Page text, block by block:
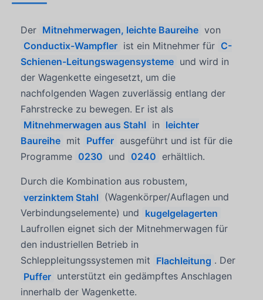
Der Mitnehmerwagen, leichte Baureihe von
Conductix-Wampfler ist ein Mitnehmer für C-
Schienen-Leitungswagensysteme und wird in
der Wagenkette eingesetzt, um die
nachfolgenden Wagen zuverlässig entlang der
Fahrstrecke zu bewegen. Er ist als
Mitnehmerwagen aus Stahl in leichter
Baureihe mit Puffer ausgeführt und ist für die
Programme 0230 und 0240 erhältlich.
Durch die Kombination aus robustem,
verzinktem Stahl (Wagenkörper/Auflagen und
Verbindungselemente) und kugelgelagerten
Laufrollen eignet sich der Mitnehmerwagen für
den industriellen Betrieb in
Schleppleitungssystemen mit Flachleitung . Der
Puffer unterstützt ein gedämpftes Anschlagen
innerhalb der Wagenkette.